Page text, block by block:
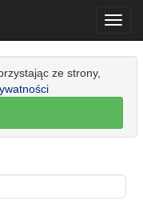
ze strony,